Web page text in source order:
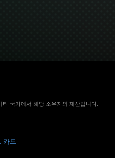
국가에서 해당 소유자의 재산입니다.
카드